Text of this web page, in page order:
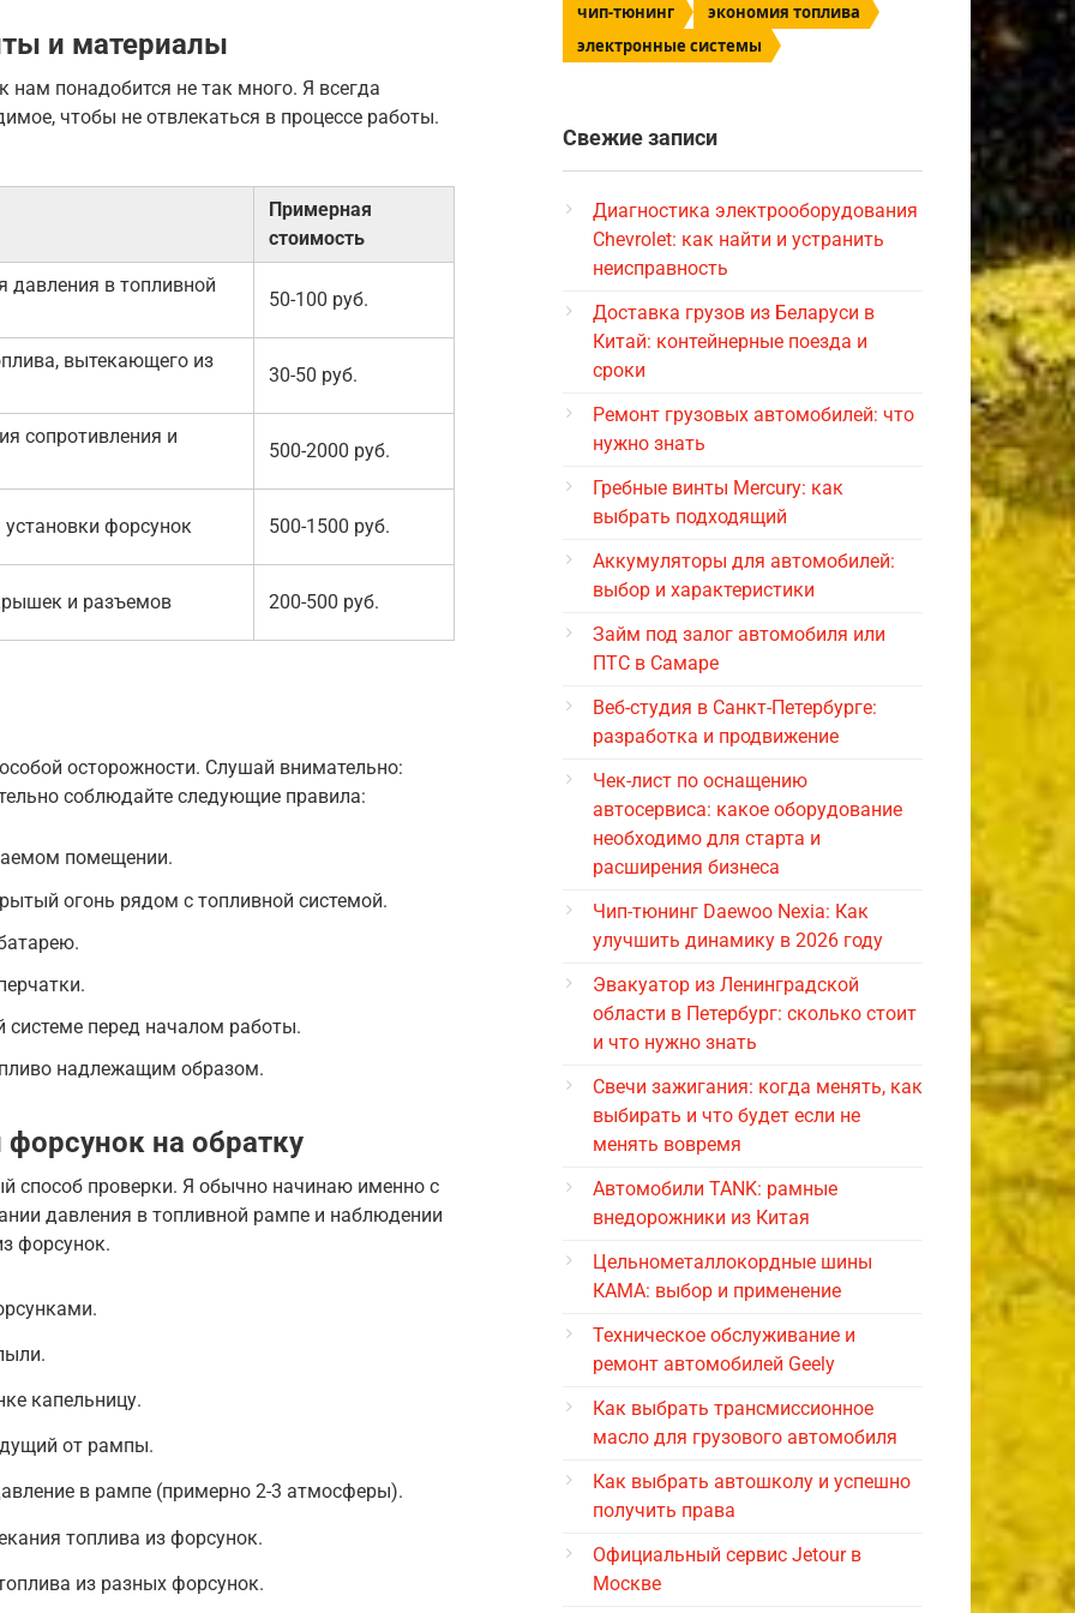
и материалы
понадобится не так много. Я всегда
чтобы не отвлекаться в процессе работы.
Примерная
стоимость
давления в топливной
50-100 руб.
вытекающего из
30-50 руб.
сопротивления и
500-2000 руб.
форсунок 500-1500 руб.
и разъемов 200-500 руб.
осторожности. Слушай внимательно:
соблюдайте следующие правила:
помещении.
огонь рядом с топливной системой.
системе перед началом работы.
надлежащим образом.
на обратку
способ проверки. Я обычно начинаю именно с
давления в топливной рампе и наблюдении
форсунок.
капельницу.
от рампы.
в рампе (примерно 2-3 атмосферы).
топлива из форсунок.
из разных форсунок.
чип-тюнинг
экономия топлива
электронные системы
Свежие записи
Диагностика электрооборудования
Chevrolet: как найти и устранить
неисправность
Доставка грузов из Беларуси в
Китай: контейнерные поезда и
сроки
Ремонт грузовых автомобилей: что
нужно знать
Гребные винты Mercury: как
выбрать подходящий
Аккумуляторы для автомобилей:
выбор и характеристики
Займ под залог автомобиля или
ПТС в Самаре
Веб-студия в Санкт-Петербурге:
разработка и продвижение
Чек-лист по оснащению
автосервиса: какое оборудование
необходимо для старта и
расширения бизнеса
Чип-тюнинг Daewoo Nexia: Как
улучшить динамику в 2026 году
Эвакуатор из Ленинградской
области в Петербург: сколько стоит
и что нужно знать
Свечи зажигания: когда менять, как
выбирать и что будет если не
менять вовремя
Автомобили TANK: рамные
внедорожники из Китая
Цельнометаллокордные шины
КАМА: выбор и применение
Техническое обслуживание и
ремонт автомобилей Geely
Как выбрать трансмиссионное
масло для грузового автомобиля
Как выбрать автошколу и успешно
получить права
Официальный сервис Jetour в
Москве